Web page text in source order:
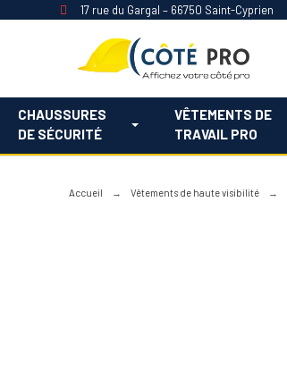
17 rue du Gargal – 66750 Saint-Cyprien
CHAUSSURES
DE SÉCURITÉ
VÊTEMENTS DE
TRAVAIL PRO
Accueil Vêtements de haute visibilité